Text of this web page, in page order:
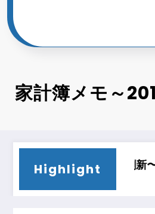
家計簿メモ～
Highlight
〜刷新〜 カオゼロ